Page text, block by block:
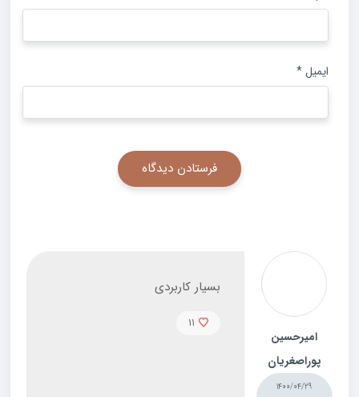
ایمیل*
امیرحسین
پوراصغریان
1400/04/29
بسیار کاربردی
11